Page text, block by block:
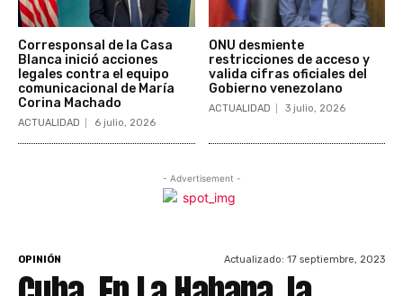
Corresponsal de la Casa
Blanca inició acciones
legales contra el equipo
comunicacional de María
Corina Machado
ACTUALIDAD 6 julio, 2026
ONU desmiente
restricciones de acceso y
valida cifras oficiales del
Gobierno venezolano
ACTUALIDAD 3 julio, 2026
- Advertisement -